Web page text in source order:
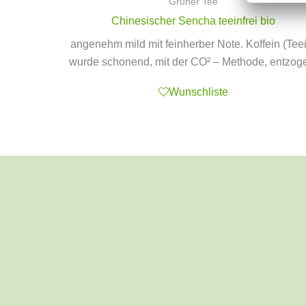
Chinesischer Sencha teeinfrei bio
angenehm mild mit feinherber Note. Koffein
wurde schonend, mit der CO² – Methode,
Wunschliste